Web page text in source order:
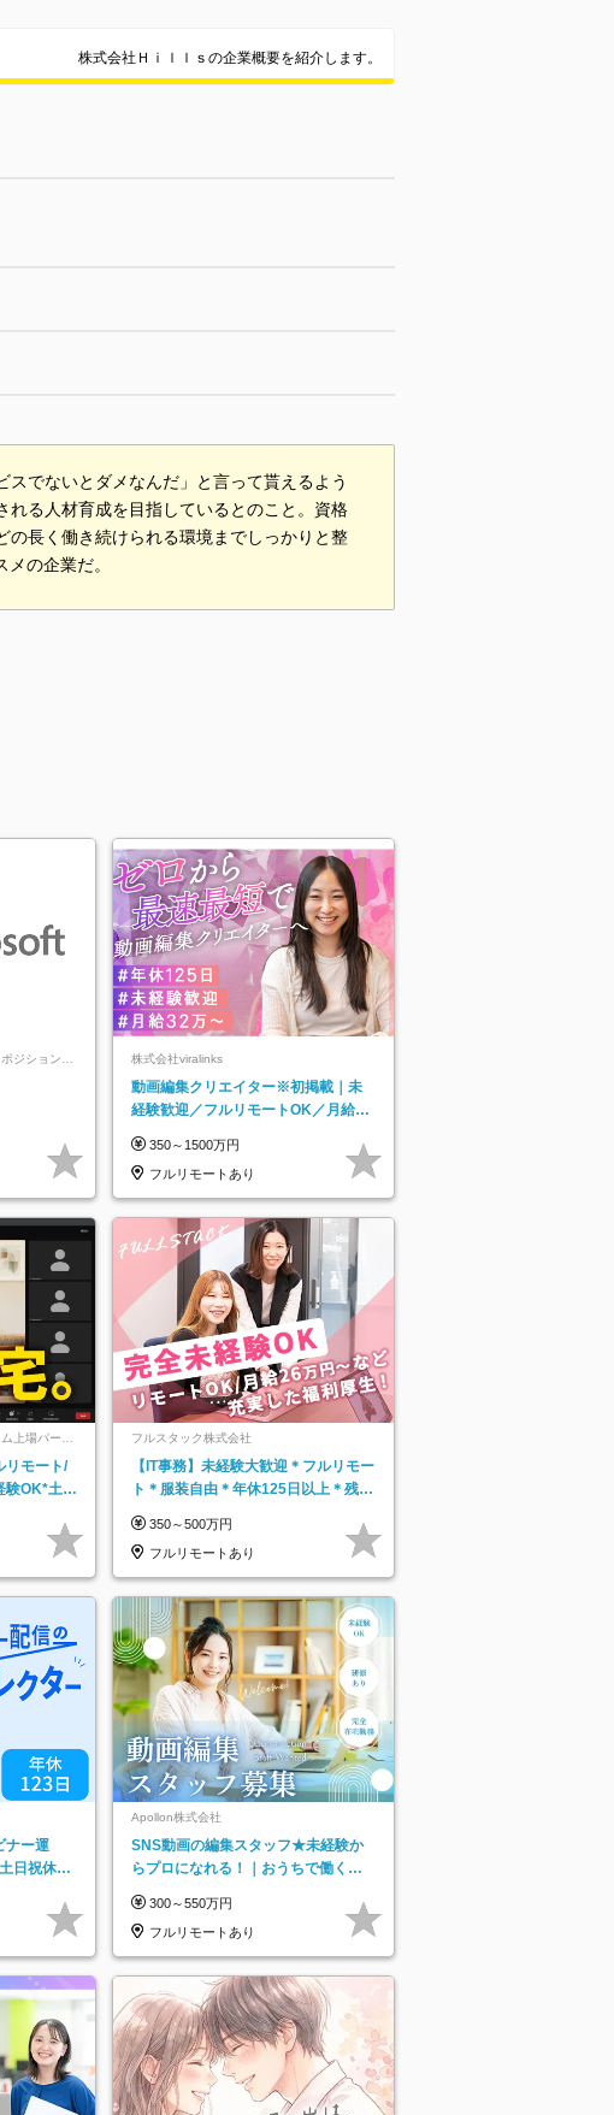
株式会社Ｈｉｌｌｓの企業概要を紹介します。
でないとダメなんだ」と言って貰えるよう
れる人材育成を目指しているとのこと。資格
長く働き続けられる環境までしっかりと整
の企業だ。
ジションマ
株式会社viralinks
動画編集クリエイター※初掲載｜未
経験歓迎／フルリモートOK／月給32
350～1500万円
フルリモートあり
上場パーソ
リモート/
験OK*土日
フルスタック株式会社
【IT事務】未経験大歓迎＊フルリモー
ト＊服装自由＊年休125日以上＊残業
350～500万円
フルリモートあり
ナー運
日祝休み
Apollon株式会社
SNS動画の編集スタッフ★未経験か
らプロになれる！｜おうちで働くフ
300～550万円
フルリモートあり